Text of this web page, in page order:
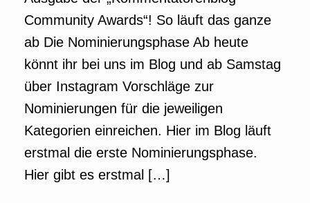
Community Awards“! So läuft das ganze
ab Die Nominierungsphase Ab heute
könnt ihr bei uns im Blog und ab Samstag
über Instagram Vorschläge zur
Nominierungen für die jeweiligen
Kategorien einreichen. Hier im Blog läuft
erstmal die erste Nominierungsphase.
Hier gibt es erstmal […]